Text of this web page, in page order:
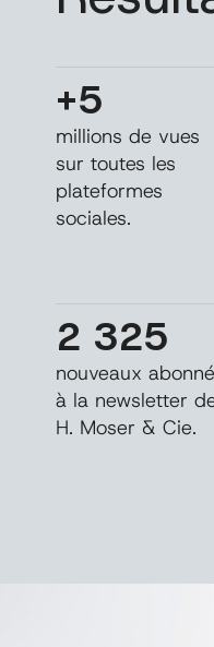
+5
millions de vues
sur toutes les
plateformes
sociales.
2 325
nouveaux
à la newsletter
H. Moser & Cie.